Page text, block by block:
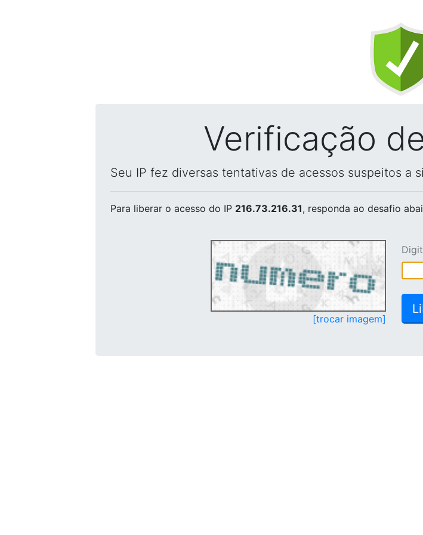
Verificação
Seu IP fez diversas tentativas de acessos suspeitos a
Para liberar o acesso do IP 216.73.216.31, responda ao desafio
[trocar imagem]